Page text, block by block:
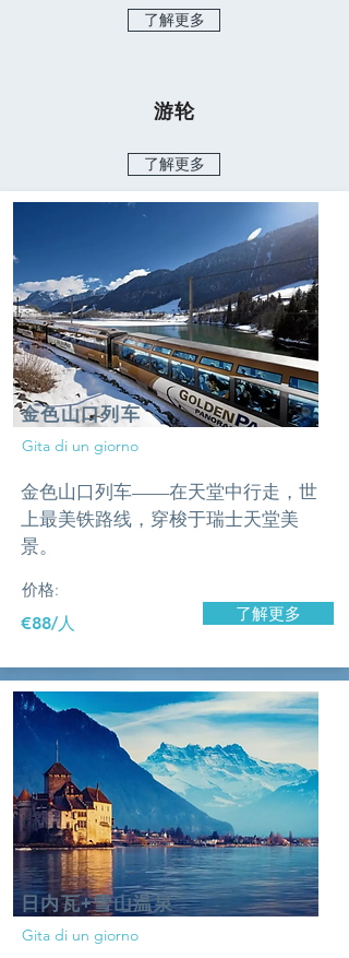
了解更多
​游轮
了解更多
金色山口列车
Gita di un giorno
金色山口列车——在天堂中行走，世
上最美铁路线，穿梭于瑞士天堂美
景。
价格:
​€88/人
了解更多
日内瓦+雪山温泉
Gita di un giorno